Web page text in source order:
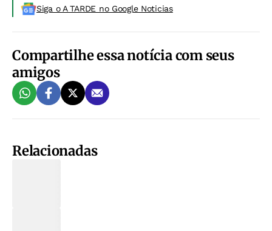
Siga o A TARDE no Google Noticias
Compartilhe essa notícia com seus
amigos
Relacionadas